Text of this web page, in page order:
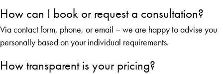
How can I book or request a consultation?
Via contact form, phone, or email – we are happy to advise you
personally based on your individual requirements.
How transparent is your pricing?